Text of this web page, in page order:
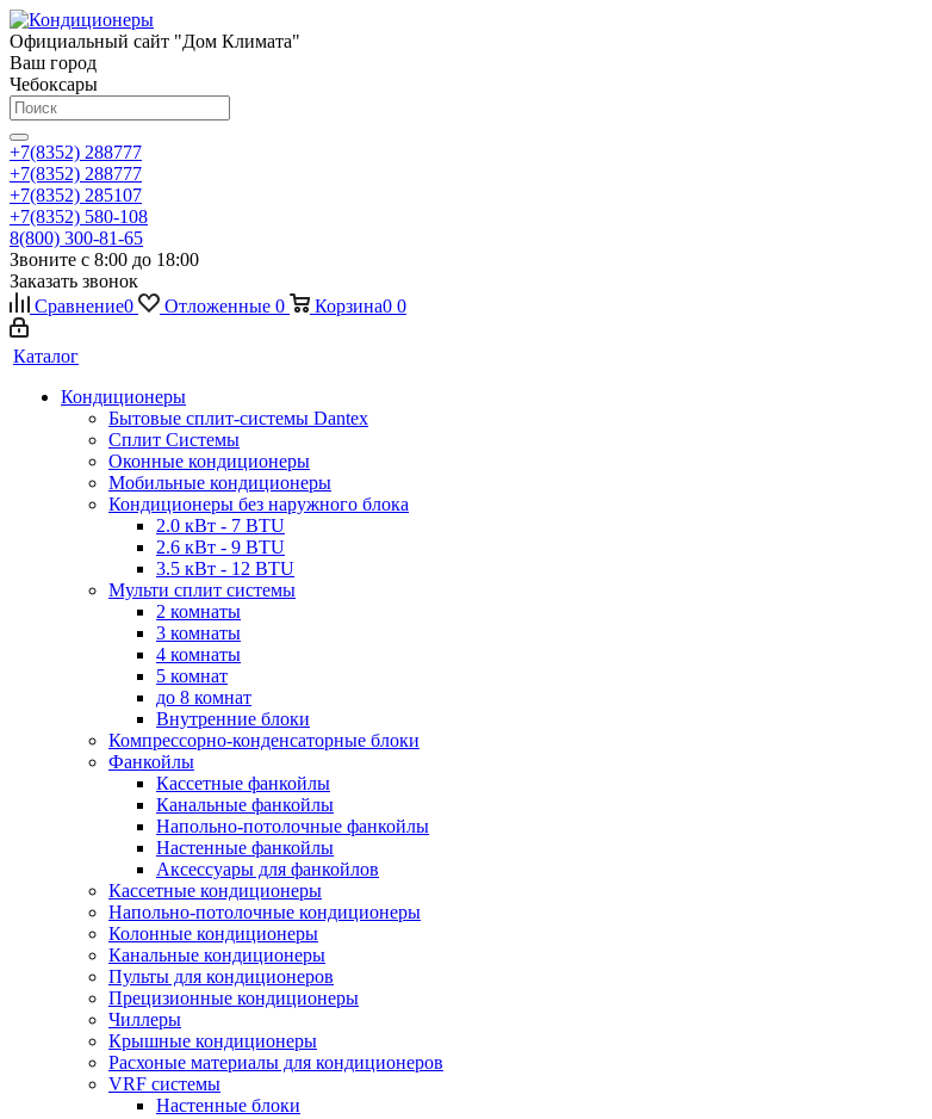
Официальный сайт "Дом Климата"
Ваш город
Чебоксары
+7(8352) 288777
+7(8352) 288777
+7(8352) 285107
+7(8352) 580-108
8(800) 300-81-65
Звоните с 8:00 до 18:00
Заказать звонок
Сравнение0 Отложенные 0 Корзина0 0
Каталог
Кондиционеры
Бытовые сплит-системы Dantex
Сплит Системы
Оконные кондиционеры
Мобильные кондиционеры
Кондиционеры без наружного блока
2.0 кВт - 7 BTU
2.6 кВт - 9 BTU
3.5 кВт - 12 BTU
Мульти сплит системы
2 комнаты
3 комнаты
4 комнаты
5 комнат
до 8 комнат
Внутренние блоки
Компрессорно-конденсаторные блоки
Фанкойлы
Кассетные фанкойлы
Канальные фанкойлы
Напольно-потолочные фанкойлы
Настенные фанкойлы
Аксессуары для фанкойлов
Кассетные кондиционеры
Напольно-потолочные кондиционеры
Колонные кондиционеры
Канальные кондиционеры
Пульты для кондиционеров
Прецизионные кондиционеры
Чиллеры
Крышные кондиционеры
Расхоные материалы для кондиционеров
VRF системы
Настенные блоки